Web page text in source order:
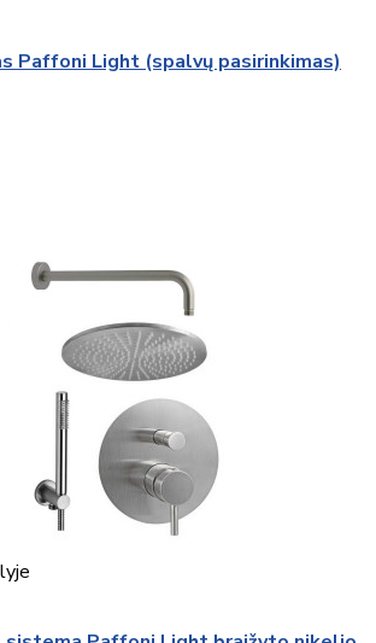
Paffoni Light (spalvų pasirinkimas)